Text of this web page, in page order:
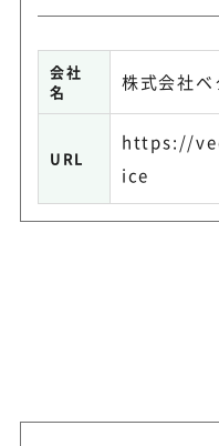
会社
名
株式会社ベ
URL
https://
ice